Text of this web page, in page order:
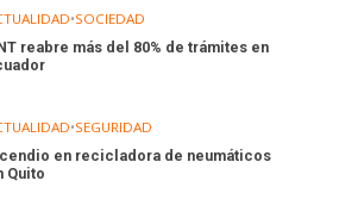
•SOCIEDAD
reabre más del 80% de trámites en
•SEGURIDAD
en recicladora de neumáticos
Quito